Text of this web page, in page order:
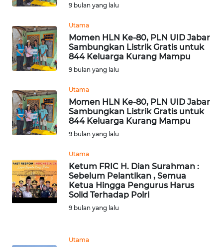
9 bulan yang lalu
Utama
Momen HLN Ke-80, PLN UID Jabar
Sambungkan Listrik Gratis untuk
844 Keluarga Kurang Mampu
9 bulan yang lalu
Utama
Momen HLN Ke-80, PLN UID Jabar
Sambungkan Listrik Gratis untuk
844 Keluarga Kurang Mampu
9 bulan yang lalu
Utama
Ketum FRIC H. Dian Surahman :
Sebelum Pelantikan , Semua
Ketua Hingga Pengurus Harus
Solid Terhadap Polri
9 bulan yang lalu
Utama
NUSANTARA
WN
JOGJA
WN
WN
BALI
WN
KALTENG